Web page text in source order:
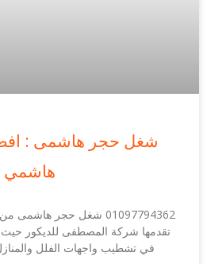
شغل حجر هاشمى :
هاشمي
01097794362 شغل حجر
تقدمها شركة المصطفى للديكور
في تشطيب واجهات الفلل